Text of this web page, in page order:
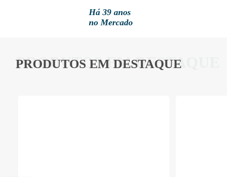
Há 39 anos
no Mercado
PRODUTOS EM DESTAQUE
PRODUTOS EM DESTAQUE